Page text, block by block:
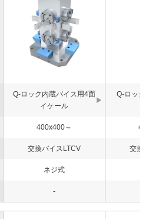
Q-ロック内蔵バイス用4面
イケール
Q-ロック直付
400x400～
交換バイスLTCV 交換バイ
ネジ式
-